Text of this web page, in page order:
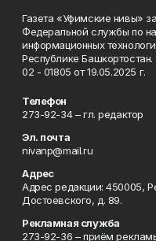
Газета «Уфимские нивы»
Федеральной службы по
информационных
Республике
02 - 01805 от 19.05.2025 г.
Телефон
273-92-34 – гл. редактор
Эл. почта
nivanp@mail.ru
Адрес
Адрес редакции: 450005,
Достоевского, д. 89.
Рекламная служба
273-92-36 – приём